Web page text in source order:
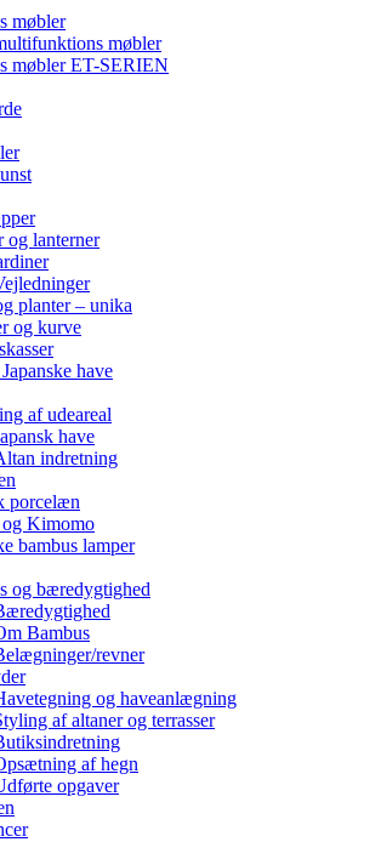
møbler
møbler
møbler ET-SERIEN
og lanterner
planter – unika
og kurve
have
af udeareal
have
indretning
porcelæn
og Kimomo
bambus lamper
og bæredygtighed
Bambus
revner
og haveanlægning
af altaner og terrasser
af hegn
opgaver